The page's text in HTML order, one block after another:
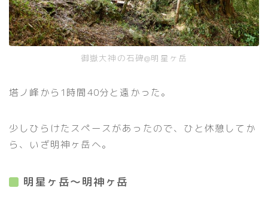
御嶽大神の石碑@明星ヶ岳
塔ノ峰から1時間40分と遠かった。
少しひらけたスペースがあったので、ひと休憩してか
ら、いざ明神ヶ岳へ。
明星ヶ岳〜明神ヶ岳